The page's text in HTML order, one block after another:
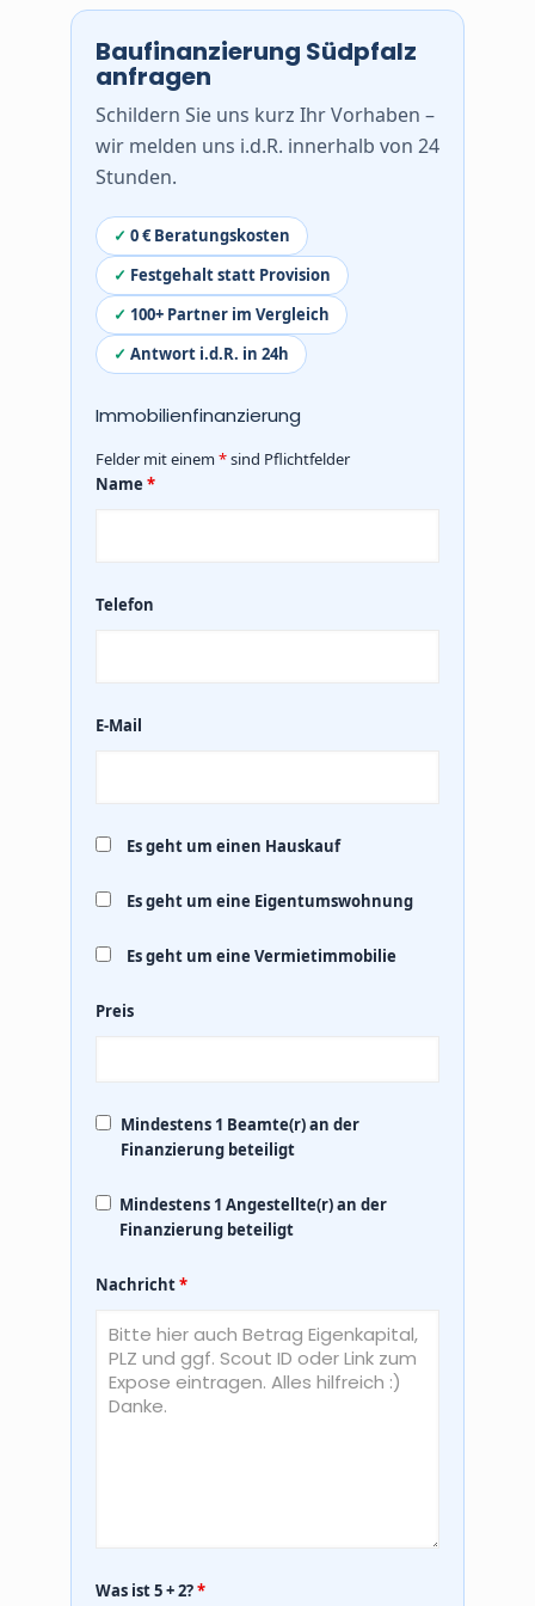
Kaufpreis.
Interessenkonflikt.
Baufinanzierung Südpfalz
anfragen
Schildern Sie uns kurz Ihr Vorhaben –
wir melden uns i.d.R. innerhalb von 24
Stunden.
0 € Beratungskosten
Festgehalt statt Provision
100+ Partner im Vergleich
Antwort i.d.R. in 24h
Immobilienfinanzierung
Felder mit einem*sind Pflichtfelder
Name *
Telefon
E-Mail
Es geht um einen Hauskauf
Es geht um eine Eigentumswohnung
Es geht um eine Vermietimmobilie
Preis
Mindestens 1 Beamte(r) an der
Finanzierung beteiligt
Mindestens 1 Angestellte(r) an der
Finanzierung beteiligt
Nachricht*
Was ist 5 + 2?*